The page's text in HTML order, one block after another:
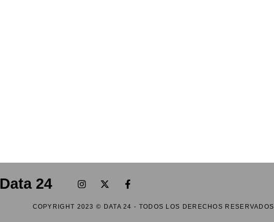
Data 24
COPYRIGHT 2023 © DATA 24 - TODOS LOS DERECHOS RESERVADOS